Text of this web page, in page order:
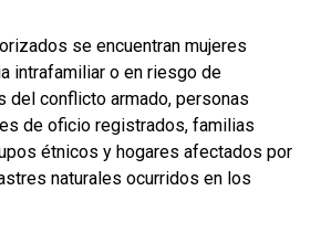
se encuentran mujeres
intrafamiliar o en riesgo de
del conflicto armado, personas
de oficio registrados, familias
étnicos y hogares afectados por
naturales ocurridos en los